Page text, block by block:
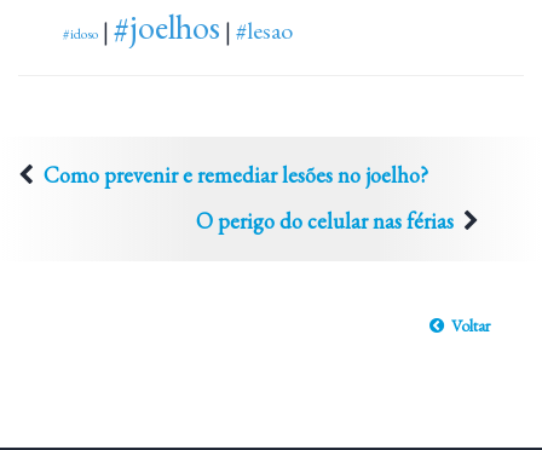
#idoso |#joelhos |#lesao
Como prevenir e remediar lesões no joelho?
O perigo do celular nas férias
Voltar